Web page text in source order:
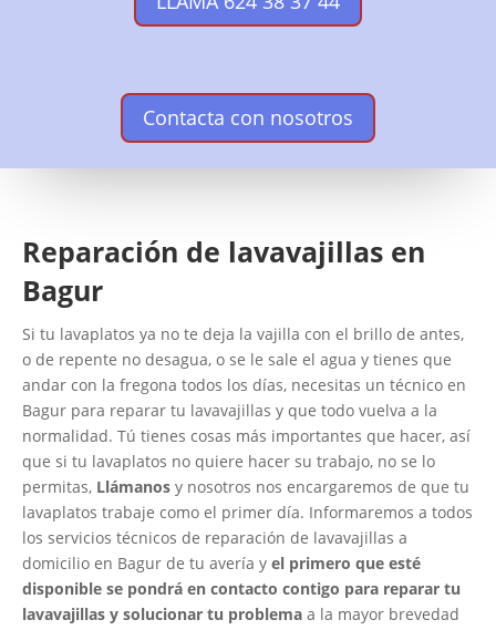
Contacta con nosotros
Reparación de lavavajillas en
Bagur
Si tu lavaplatos ya no te deja la vajilla con el brillo de antes,
o de repente no desagua, o se le sale el agua y tienes que
andar con la fregona todos los días, necesitas un técnico en
Bagur para reparar tu lavavajillas y que todo vuelva a la
normalidad. Tú tienes cosas más importantes que hacer, así
que si tu lavaplatos no quiere hacer su trabajo, no se lo
permitas, Llámanos y nosotros nos encargaremos de que tu
lavaplatos trabaje como el primer día. Informaremos a todos
los servicios técnicos de reparación de lavavajillas a
domicilio en Bagur de tu avería y el primero que esté
disponible se pondrá en contacto contigo para reparar tu
lavavajillas y solucionar tu problema a la mayor brevedad